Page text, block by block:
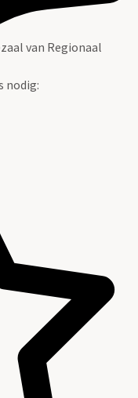
van Regionaal
nodig: